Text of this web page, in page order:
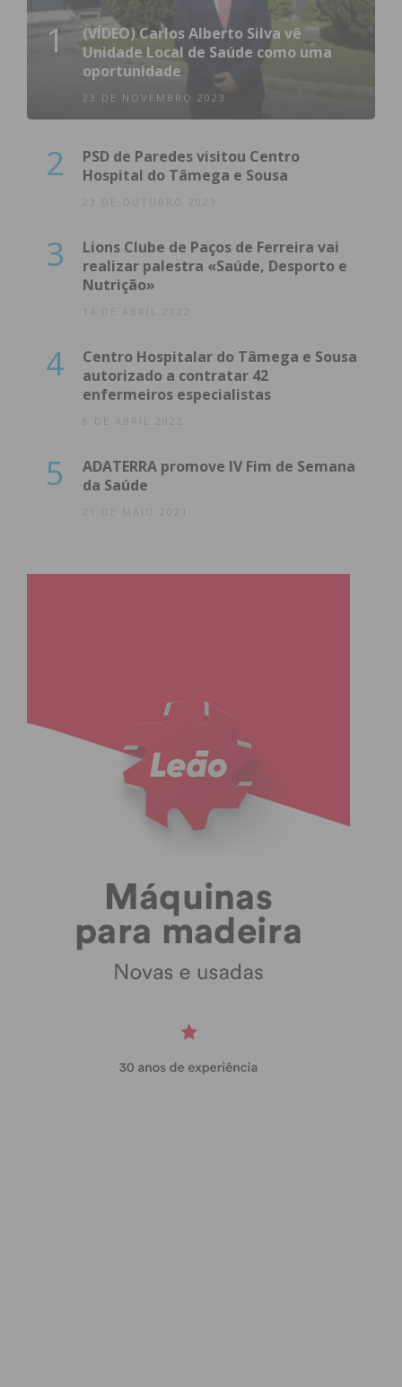
1
(VÍDEO) Carlos Alberto Silva vê
Unidade Local de Saúde como uma
oportunidade
23 DE NOVEMBRO 2023
2
PSD de Paredes visitou Centro
Hospital do Tâmega e Sousa
23 DE OUTUBRO 2023
3
Lions Clube de Paços de Ferreira vai
realizar palestra «Saúde, Desporto e
Nutrição»
14 DE ABRIL 2022
4
Centro Hospitalar do Tâmega e Sousa
autorizado a contratar 42
enfermeiros especialistas
8 DE ABRIL 2022
5
ADATERRA promove IV Fim de Semana
da Saúde
21 DE MAIO 2021